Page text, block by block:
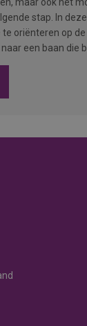
stap. In
oriënteren op
een baan die